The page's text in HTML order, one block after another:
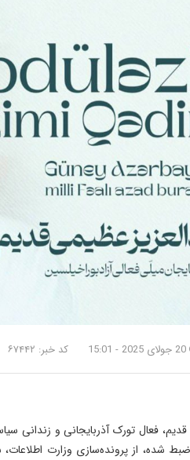
20 جولای 2025 - 15:01 کد خبر: ۶۷۴۴۲
قدیم، فعال تورک آذربایجانی و
ضبط شده، از پرونده‌سازی وزارت